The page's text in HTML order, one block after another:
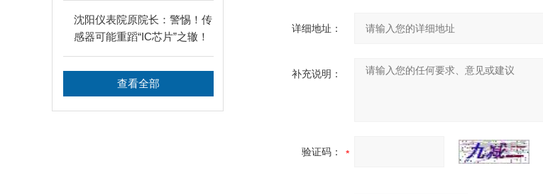
沈阳仪表院原院长：警惕！传
感器可能重蹈“IC芯片”之辙！
查看全部
详细地址：
补充说明：
验证码：